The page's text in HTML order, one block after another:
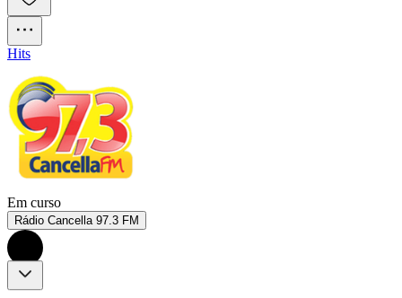
Hits
Em curso
Rádio Cancella 97.3 FM